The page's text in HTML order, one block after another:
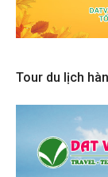
Tour du lịch